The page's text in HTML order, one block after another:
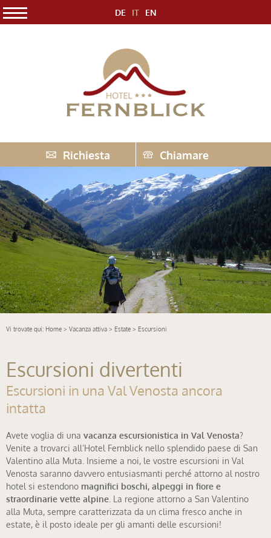
DE IT EN
Richiesta Chiamare
Vi trovate qui: Home > Vacanza attiva > Estate > Escursioni
Escursioni divertenti
Escursioni in una Val Venosta ancora
intatta
Avete voglia di una vacanza escursionistica in Val Venosta?
Venite a trovarci all’Hotel Fernblick nello splendido paese di San
Valentino alla Muta. Insieme a noi, le vostre escursioni in Val
Venosta saranno davvero entusiasmanti perché attorno al nostro
hotel si estendono magnifici boschi, alpeggi in fiore e
straordinarie vette alpine . La regione attorno a San Valentino
alla Muta, sempre caratterizzata da un clima fresco anche in
estate, è il posto ideale per gli amanti delle escursioni!